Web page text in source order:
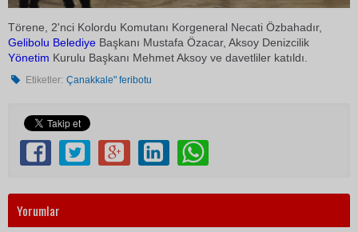
Törene, 2'nci Kolordu Komutanı Korgeneral Necati Özbahadır,
Gelibolu Belediye Başkanı Mustafa Özacar, Aksoy Denizcilik
Yönetim Kurulu Başkanı Mehmet Aksoy ve davetliler katıldı.
Etiketler: Çanakkale" feribotu
Yorumlar